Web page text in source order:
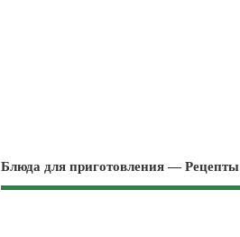
Блюда для приготовления — Рецепты